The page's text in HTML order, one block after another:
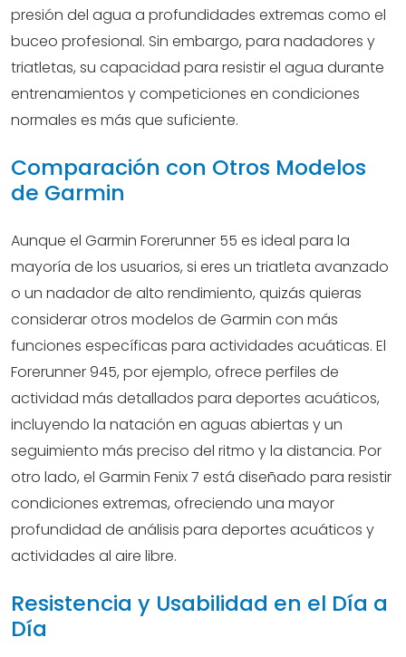
presión del agua a profundidades extremas como el
buceo profesional. Sin embargo, para nadadores y
triatletas, su capacidad para resistir el agua durante
entrenamientos y competiciones en condiciones
normales es más que suficiente.
Comparación con Otros Modelos
de Garmin
Aunque el Garmin Forerunner 55 es ideal para la
mayoría de los usuarios, si eres un triatleta avanzado
o un nadador de alto rendimiento, quizás quieras
considerar otros modelos de Garmin con más
funciones específicas para actividades acuáticas. El
Forerunner 945, por ejemplo, ofrece perfiles de
actividad más detallados para deportes acuáticos,
incluyendo la natación en aguas abiertas y un
seguimiento más preciso del ritmo y la distancia. Por
otro lado, el Garmin Fenix 7 está diseñado para resistir
condiciones extremas, ofreciendo una mayor
profundidad de análisis para deportes acuáticos y
actividades al aire libre.
Resistencia y Usabilidad en el Día a
Día